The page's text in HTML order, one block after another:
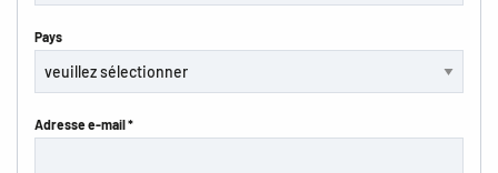
Pays
Adresse e-mail *